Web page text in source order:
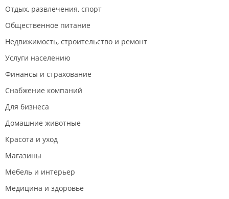
Отдых, развлечения, спорт
Общественное питание
Недвижимость, строительство и ремонт
Услуги населению
Финансы и страхование
Снабжение компаний
Для бизнеса
Домашние животные
Красота и уход
Магазины
Мебель и интерьер
Медицина и здоровье